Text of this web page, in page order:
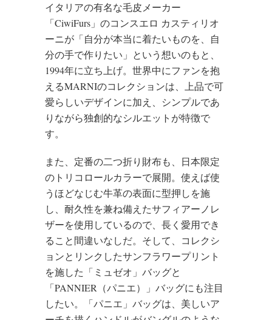
イタリアの有名な毛皮メーカー
「CiwiFurs」のコンスエロ カスティリオ
ーニが「自分が本当に着たいものを、自
分の手で作りたい」という想いのもと、
1994年に立ち上げ。世界中にファンを抱
えるMARNIのコレクションは、上品で可
愛らしいデザインに加え、シンプルであ
りながら独創的なシルエットが特徴で
す。
また、定番の二つ折り財布も、日本限定
のトリコロールカラーで展開。使えば使
うほどなじむ牛革の表面に型押しを施
し、耐久性を兼ね備えたサフィアーノレ
ザーを使用しているので、長く愛用でき
ること間違いなしだ。そして、コレクシ
ョンとリンクしたサンフラワープリント
を施した「ミュゼオ」バッグと
「PANNIER（パニエ）」バッグにも注目
したい。「パニエ」バッグは、美しいア